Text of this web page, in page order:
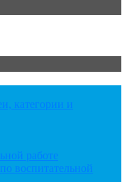
категории и
работе
воспитательной